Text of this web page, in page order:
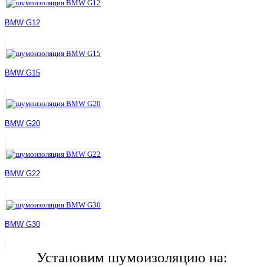
BMW G12
BMW G15
BMW G20
BMW G22
BMW G30
Установим шумоизоляцию на: